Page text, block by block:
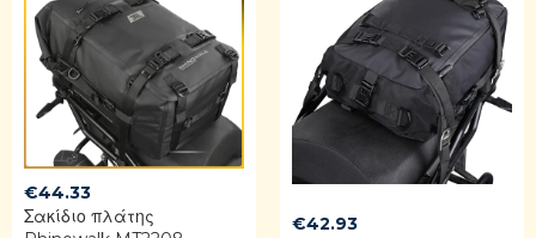
€44.33
Σακίδιο πλάτης
€42.93